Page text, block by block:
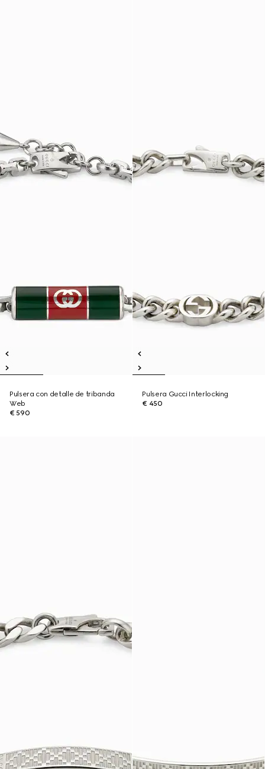
Pulsera con detalle de tribanda
Web
€ 590
Pulsera Gucci Interlocking
€ 450